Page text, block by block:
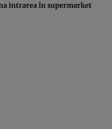
intrarea în supermarket